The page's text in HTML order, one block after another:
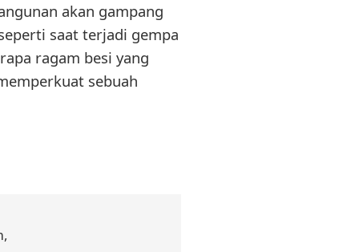
akan gampang
saat terjadi gempa
ragam besi yang
sebuah